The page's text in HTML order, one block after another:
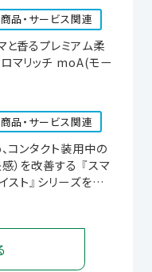
商品・サービス関連
香るプレミアム柔
ロマリッチ moA(モー
商品・サービス関連
コンタクト装用中の
）を改善する 『スマ
スト』シリーズを新